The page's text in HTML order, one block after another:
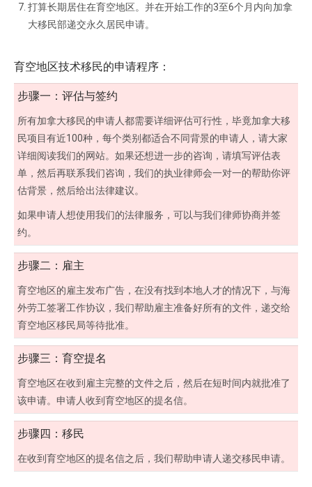
打算长期居住在育空地区。并在开始工作的3至6个月内向加拿
大移民部递交永久居民申请。
育空地区技术移民的申请程序：
步骤一：评估与签约
所有加拿大移民的申请人都需要详细评估可行性，毕竟加拿大移
民项目有近100种，每个类别都适合不同背景的申请人，请大家
详细阅读我们的网站。如果还想进一步的咨询，请填写评估表
单，然后再联系我们咨询，我们的执业律师会一对一的帮助你评
估背景，然后给出法律建议。
如果申请人想使用我们的法律服务，可以与我们律师协商并签
约。
步骤二：雇主
育空地区的雇主发布广告，在没有找到本地人才的情况下，与海
外劳工签署工作协议，我们帮助雇主准备好所有的文件，递交给
育空地区移民局等待批准。
步骤三：育空提名
育空地区在收到雇主完整的文件之后，然后在短时间内就批准了
该申请。申请人收到育空地区的提名信。
步骤四：移民
在收到育空地区的提名信之后，我们帮助申请人递交移民申请。